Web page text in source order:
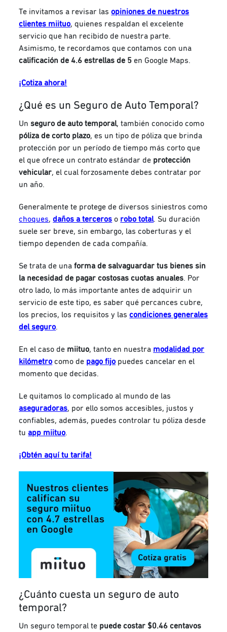
Te invitamos a revisar lasopiniones de nuestros
clientes miituo, quienes respaldan el excelente
servicio que han recibido de nuestra parte.
Asimismo, te recordamos que contamos con una
calificación de 4.6 estrellas de 5 en Google Maps.
¡Cotiza ahora!
¿Qué es un Seguro de Auto Temporal?
Unseguro de auto temporal, también conocido como
póliza de corto plazo, es un tipo de póliza que brinda
protección por un período de tiempo más corto que
el que ofrece un contrato estándar de protección
vehicular, el cual forzosamente debes contratar por
un año.
Generalmente te protege de diversos siniestros como
choques,daños a terceros o robo total. Su duración
suele ser breve, sin embargo, las coberturas y el
tiempo dependen de cada compañía.
Se trata de unaforma de salvaguardar tus bienes sin
la necesidad de pagar costosas cuotas anuales. Por
otro lado, lo más importante antes de adquirir un
servicio de este tipo, es saber qué percances cubre,
los precios, los requisitos y lascondiciones generales
del seguro.
En el caso de miituo, tanto en nuestra modalidad por
kilómetro como de pago fijo puedes cancelar en el
momento que decidas.
Le quitamos lo complicado al mundo de las
aseguradoras, por ello somos accesibles, justos y
confiables, además, puedes controlar tu póliza desde
tu app miituo.
¡Obtén aquí tu tarifa!
¿Cuánto cuesta un seguro de auto
temporal?
Un seguro temporal te puede costar $0.46 centavos